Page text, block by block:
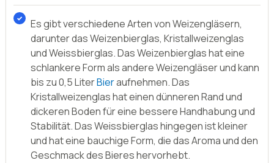
Es gibt verschiedene Arten von Weizengläsern,
darunter das Weizenbierglas, Kristallweizenglas
und Weissbierglas. Das Weizenbierglas hat eine
schlankere Form als andere Weizengläser und kann
bis zu 0,5 LiterBieraufnehmen. Das
Kristallweizenglas hat einen dünneren Rand und
dickeren Boden für eine bessere Handhabung und
Stabilität. Das Weissbierglas hingegen ist kleiner
und hat eine bauchige Form, die das Aroma und den
Geschmack des Bieres hervorhebt.